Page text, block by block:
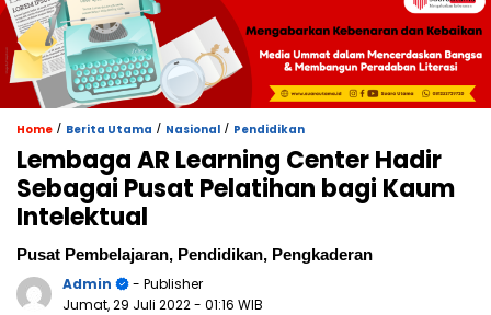
Home / Berita Utama / Nasional / Pendidikan
Lembaga AR Learning Center Hadir
Sebagai Pusat Pelatihan bagi Kaum
Intelektual
Pusat Pembelajaran, Pendidikan, Pengkaderan
Admin
- Publisher
Jumat, 29 Juli 2022- 01:16 WIB